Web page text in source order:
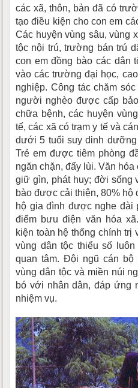
các xã, thôn, bản đã có
tạo điều kiện cho con em
Các huyện vùng sâu, vùng
tộc nội trú, trường bán trú
con em đồng bào các dân
vào các trường đại học,
nghiệp. Công tác chăm
người nghèo được cấp
chữa bệnh, các huyện
tế, các xã có trạm y tế và
dưới 5 tuổi suy dinh
Trẻ em được tiêm phòng
ngăn chặn, đẩy lùi. Văn
giữ gìn, phát huy; đời sống
bào được cải thiện, 80% hộ
hộ gia đình được nghe đài
điểm bưu điện văn hóa
kiện toàn hệ thống chính trị
vùng dân tộc thiểu số
quan tâm. Đội ngũ cán
vùng dân tộc và miền núi
bó với nhân dân, đáp ứng
nhiệm vụ.